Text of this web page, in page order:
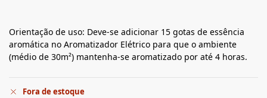
Orientação de uso: Deve-se adicionar 15 gotas de essência
aromática no Aromatizador Elétrico para que o ambiente
(médio de 30m²) mantenha-se aromatizado por até 4 horas.
Fora de estoque